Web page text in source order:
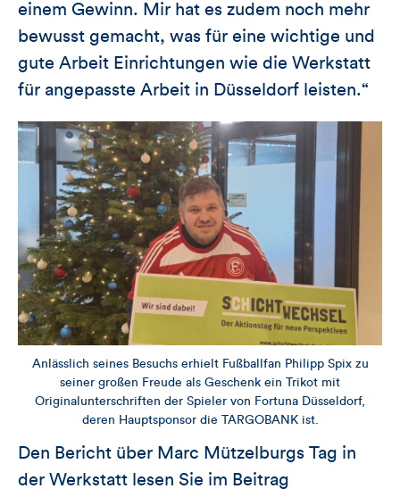
einem Gewinn. Mir hat es zudem noch mehr
bewusst gemacht, was für eine wichtige und
gute Arbeit Einrichtungen wie die Werkstatt
für angepasste Arbeit in Düsseldorf leisten.“
Anlässlich seines Besuchs erhielt Fußballfan Philipp Spix zu
seiner großen Freude als Geschenk ein Trikot mit
Originalunterschriften der Spieler von Fortuna Düsseldorf,
deren Hauptsponsor die TARGOBANK ist.
Den Bericht über Marc Mützelburgs Tag in
der Werkstatt lesen Sie im Beitrag